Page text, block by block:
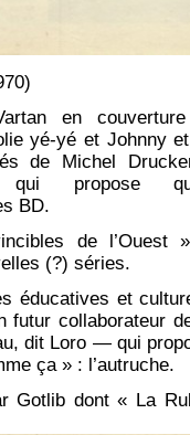
en
yé-yé et Johnny
de Michel
propose
BD.
de l’Ouest
(?) séries.
éducatives et
futur collaborateur
dit Loro — qui
ça » : l’autruche.
Gotlib dont « La